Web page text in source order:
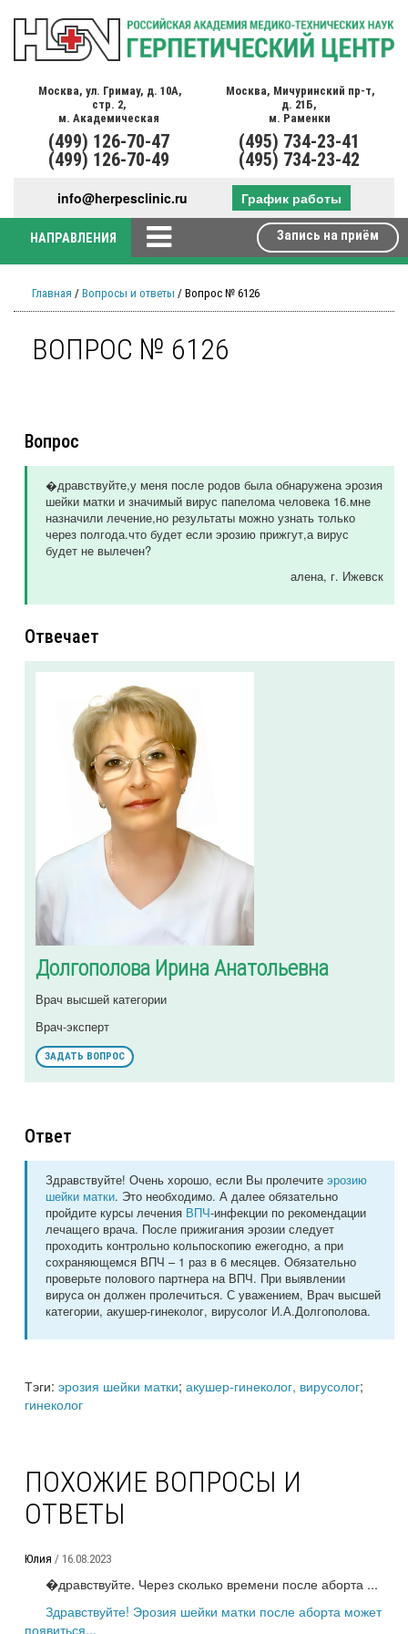
Москва, ул. Гримау, д. 10А,
стр. 2,
м. Академическая
(499) 126-70-47
(499) 126-70-49
Москва, Мичуринский пр-т,
д. 21Б,
м. Раменки
(495) 734-23-41
(495) 734-23-42
info@herpesclinic.ru График работы
НАПРАВЛЕНИЯ Запись на приём
Главная / Вопросы и ответы / Вопрос № 6126
ВОПРОС № 6126
Вопрос
�дравствуйте,у меня после родов была обнаружена эрозия
шейки матки и значимый вирус папелома человека 16.мне
назначили лечение,но результаты можно узнать только
через полгода.что будет если эрозию прижгут,а вирус
будет не вылечен?
алена, г. Ижевск
Отвечает
Долгополова Ирина Анатольевна
Врач высшей категории
Врач-эксперт
ЗАДАТЬ ВОПРОС
Ответ
Здравствуйте! Очень хорошо, если Вы пролечите эрозию
шейки матки. Это необходимо. А далее обязательно
пройдите курсы лечения ВПЧ-инфекции по рекомендации
лечащего врача. После прижигания эрозии следует
проходить контрольно кольпоскопию ежегодно, а при
сохраняющемся ВПЧ – 1 раз в 6 месяцев. Обязательно
проверьте полового партнера на ВПЧ. При выявлении
вируса он должен пролечиться. С уважением, Врач высшей
категории, акушер-гинеколог, вирусолог И.А.Долгополова.
Тэги: эрозия шейки матки; акушер-гинеколог, вирусолог;
гинеколог
ПОХОЖИЕ ВОПРОСЫ И
ОТВЕТЫ
Юлия / 16.08.2023
�дравствуйте. Через сколько времени после аборта ...
Здравствуйте! Эрозия шейки матки после аборта может
появиться...